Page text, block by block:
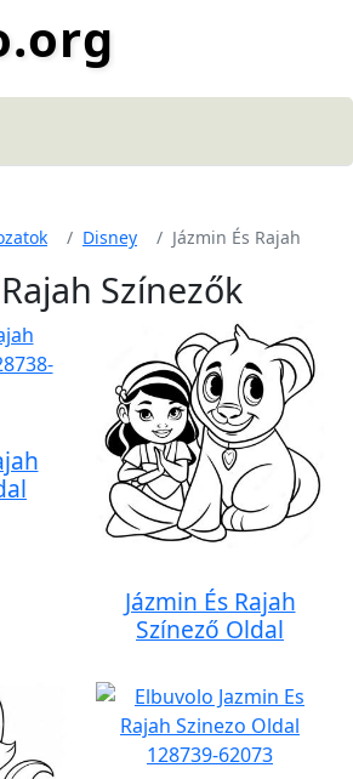
Disney Jázmin És Rajah
Színezők
Jázmin És Rajah
Színező Oldal